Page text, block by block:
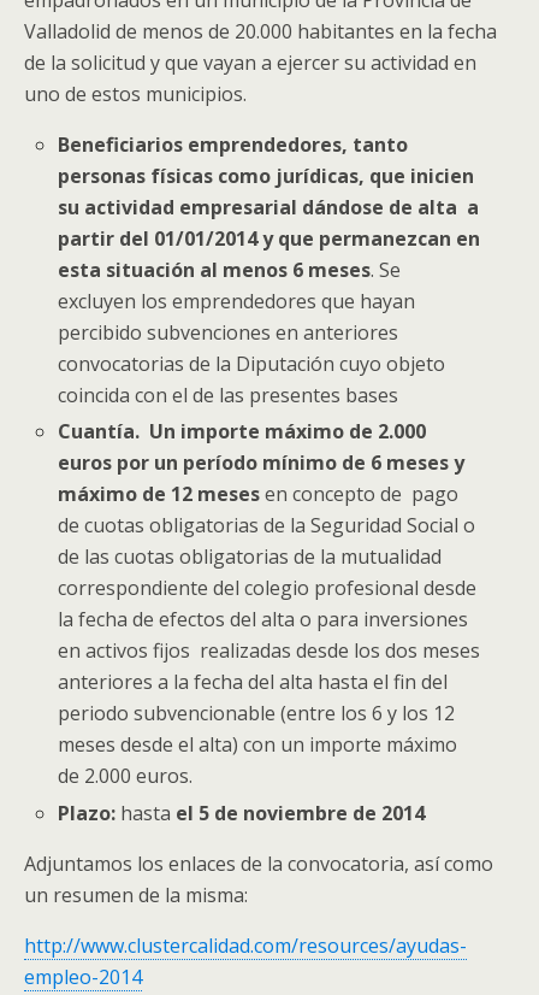
Valladolid de menos de 20.000 habitantes en la fecha
de la solicitud y que vayan a ejercer su actividad en
uno de estos municipios.
Beneficiarios emprendedores, tanto
personas físicas como jurídicas, que inicien
su actividad empresarial dándose de alta a
partir del 01/01/2014 y que permanezcan en
esta situación al menos 6 meses. Se
excluyen los emprendedores que hayan
percibido subvenciones en anteriores
convocatorias de la Diputación cuyo objeto
coincida con el de las presentes bases
Cuantía. Un importe máximo de 2.000
euros por un período mínimo de 6 meses y
máximo de 12 mesesen concepto de pago
de cuotas obligatorias de la Seguridad Social o
de las cuotas obligatorias de la mutualidad
correspondiente del colegio profesional desde
la fecha de efectos del alta o para inversiones
en activos fijos realizadas desde los dos meses
anteriores a la fecha del alta hasta el fin del
periodo subvencionable (entre los 6 y los 12
meses desde el alta) con un importe máximo
de 2.000 euros.
Plazo: hasta el 5 de noviembre de 2014
Adjuntamos los enlaces de la convocatoria, así como
un resumen de la misma:
http://www.clustercalidad.com/resources/ayudas-
empleo-2014